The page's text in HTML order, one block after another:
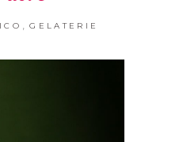
, GELATERIE